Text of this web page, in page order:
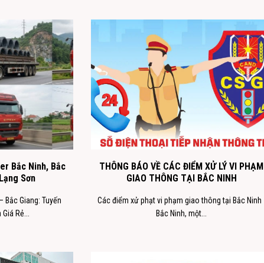
Bắc Ninh, Bắc
Sơn
Bắc Giang: Tuyến
Rẻ...
THÔNG BÁO VỀ CÁC ĐIỂM XỬ LÝ VI PHẠM
GIAO THÔNG TẠI BẮC NINH
Các điểm xử phạt vi phạm giao thông tại Bắc Ninh
Bắc Ninh, một...